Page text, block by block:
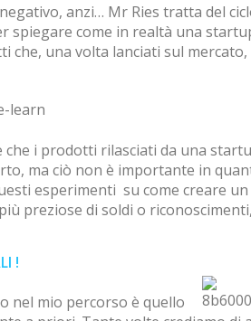
anzi… Mr Ries tratta del
spiegare come in realtà una
che, una volta lanciati sul
che i prodotti rilasciati da una
ma ciò non è importante in
esperimenti su come creare
preziose di soldi o
!
nel mio percorso è quello